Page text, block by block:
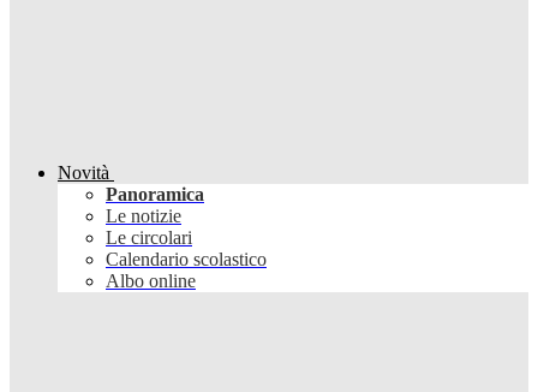
Novità
Panoramica
Le notizie
Le circolari
Calendario scolastico
Albo online